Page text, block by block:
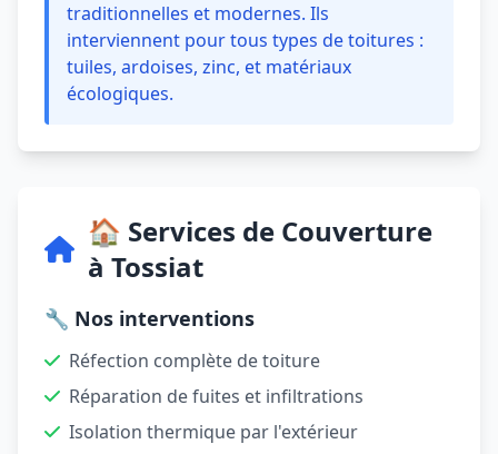
traditionnelles et modernes. Ils
interviennent pour tous types de toitures :
tuiles, ardoises, zinc, et matériaux
écologiques.
🏠 Services de Couverture
à Tossiat
🔧 Nos interventions
Réfection complète de toiture
Réparation de fuites et infiltrations
Isolation thermique par l'extérieur